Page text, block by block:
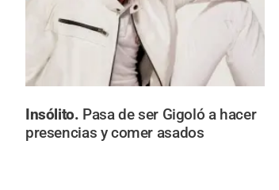
Insólito. Pasa de ser Gigoló a hacer
presencias y comer asados